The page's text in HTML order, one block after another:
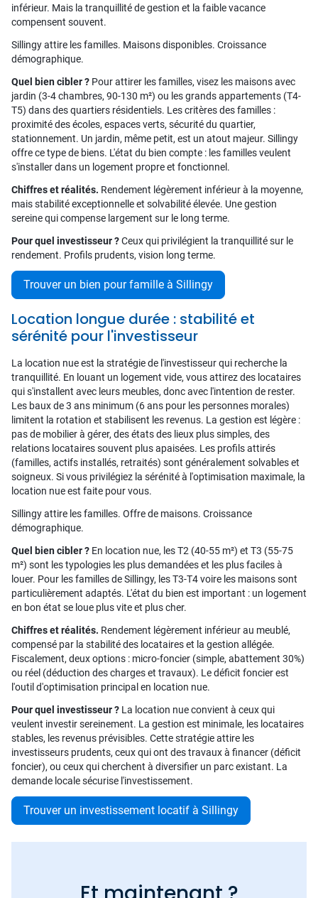
inférieur. Mais la tranquillité de gestion et la faible vacance
compensent souvent.
Sillingy attire les familles. Maisons disponibles. Croissance
démographique.
Quel bien cibler ? Pour attirer les familles, visez les maisons avec
jardin (3-4 chambres, 90-130 m²) ou les grands appartements (T4-
T5) dans des quartiers résidentiels. Les critères des familles :
proximité des écoles, espaces verts, sécurité du quartier,
stationnement. Un jardin, même petit, est un atout majeur. Sillingy
offre ce type de biens. L'état du bien compte : les familles veulent
s'installer dans un logement propre et fonctionnel.
Chiffres et réalités. Rendement légèrement inférieur à la moyenne,
mais stabilité exceptionnelle et solvabilité élevée. Une gestion
sereine qui compense largement sur le long terme.
Pour quel investisseur ?Ceux qui privilégient la tranquillité sur le
rendement. Profils prudents, vision long terme.
Trouver un bien pour famille à Sillingy
Location longue durée : stabilité et
sérénité pour l'investisseur
La location nue est la stratégie de l'investisseur qui recherche la
tranquillité. En louant un logement vide, vous attirez des locataires
qui s'installent avec leurs meubles, donc avec l'intention de rester.
Les baux de 3 ans minimum (6 ans pour les personnes morales)
limitent la rotation et stabilisent les revenus. La gestion est légère :
pas de mobilier à gérer, des états des lieux plus simples, des
relations locataires souvent plus apaisées. Les profils attirés
(familles, actifs installés, retraités) sont généralement solvables et
soigneux. Si vous privilégiez la sérénité à l'optimisation maximale, la
location nue est faite pour vous.
Sillingy attire les familles. Offre de maisons. Croissance
démographique.
Quel bien cibler ? En location nue, les T2 (40-55 m²) et T3 (55-75
m²) sont les typologies les plus demandées et les plus faciles à
louer. Pour les familles de Sillingy, les T3-T4 voire les maisons sont
particulièrement adaptés. L'état du bien est important : un logement
en bon état se loue plus vite et plus cher.
Chiffres et réalités. Rendement légèrement inférieur au meublé,
compensé par la stabilité des locataires et la gestion allégée.
Fiscalement, deux options : micro-foncier (simple, abattement 30%)
ou réel (déduction des charges et travaux). Le déficit foncier est
l'outil d'optimisation principal en location nue.
Pour quel investisseur ? La location nue convient à ceux qui
veulent investir sereinement. La gestion est minimale, les locataires
stables, les revenus prévisibles. Cette stratégie attire les
investisseurs prudents, ceux qui ont des travaux à financer (déficit
foncier), ou ceux qui cherchent à diversifier un parc existant. La
demande locale sécurise l'investissement.
Trouver un investissement locatif à Sillingy